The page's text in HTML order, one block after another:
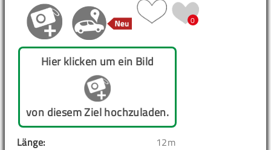
0
Hier klicken um ein Bild
von diesem Ziel hochzuladen.
Länge:
12m